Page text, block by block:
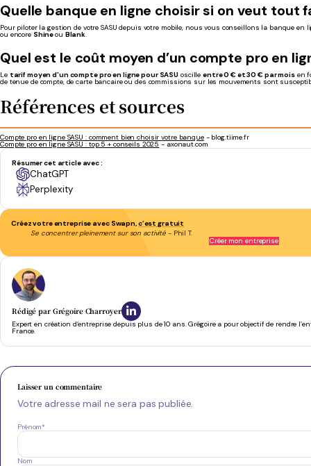
Quelle banque en ligne choisir si on veut tout
Pour piloter la gestion de votre SASU depuis votre mobile, nous vous conseillons la banque en
ou encore Shineou Blank
Quel est le coût moyen d’un compte pro en
Le tarif moyen d'un compte pro en ligne pour SASU oscilleentre 0 € et 30 € par moisen
de tenue de compte, de carte bancaire ou des commissions sur les mouvements sont
Références et sources
Compte pro en ligne SASU : comment bien choisir votre banque- blog.tiime.fr
Compte pro en ligne SASU : top 5 + conseils 2025- axonaut.com
Résumer cet article avec :
ChatGPT
Perplexity
Créez votre entreprise avec Swapn,c’est gratuit
Se concentrer pleinement sur son activité - Phil T.
Créer mon entreprise
Rédigé par Grégoire Charroyer
Expert en création d’entreprise depuis plus de 10 ans. Grégoire a pour objectif de rendre
France.
Laisser un commentaire
Votre adresse mail ne sera pas publiée.
Prénom*
Nom